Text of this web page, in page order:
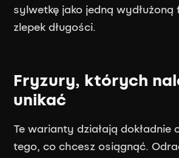
sylwetkę jako jedną wydłużoną
zlepek długości.
Fryzury, których
unikać
Te warianty działają dokładnie
tego, co chcesz osiągnąć.